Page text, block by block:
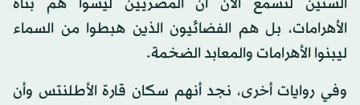
الأهرامات، بل هم الفضائيون الذين هبطوا من السماء
ليبنوا الأهرامات والمعابد الضخمة.
وفي روايات أخرى، نجد أنهم سكان قارة الأطلنتس وأن